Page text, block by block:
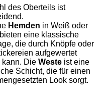
des Oberteils ist
Hemden in Weiß oder
eine klassische
die durch Knöpfe oder
aufgewertet
kann. Die Weste ist eine
Schicht, die für einen
Look sorgt.